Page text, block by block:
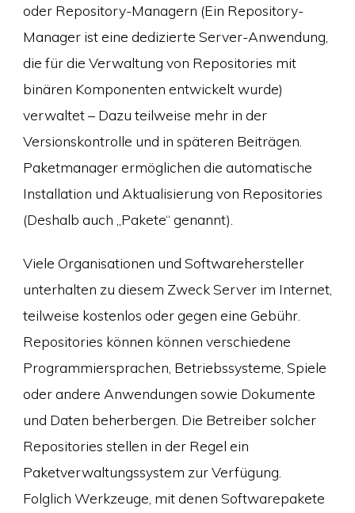
oder Repository-Managern (Ein Repository-
Manager ist eine dedizierte Server-Anwendung,
die für die Verwaltung von Repositories mit
binären Komponenten entwickelt wurde)
verwaltet – Dazu teilweise mehr in der
Versionskontrolle und in späteren Beiträgen.
Paketmanager ermöglichen die automatische
Installation und Aktualisierung von Repositories
(Deshalb auch „Pakete“ genannt).
Viele Organisationen und Softwarehersteller
unterhalten zu diesem Zweck Server im Internet,
teilweise kostenlos oder gegen eine Gebühr.
Repositories können können verschiedene
Programmiersprachen, Betriebssysteme, Spiele
oder andere Anwendungen sowie Dokumente
und Daten beherbergen. Die Betreiber solcher
Repositories stellen in der Regel ein
Paketverwaltungssystem zur Verfügung.
Folglich Werkzeuge, mit denen Softwarepakete